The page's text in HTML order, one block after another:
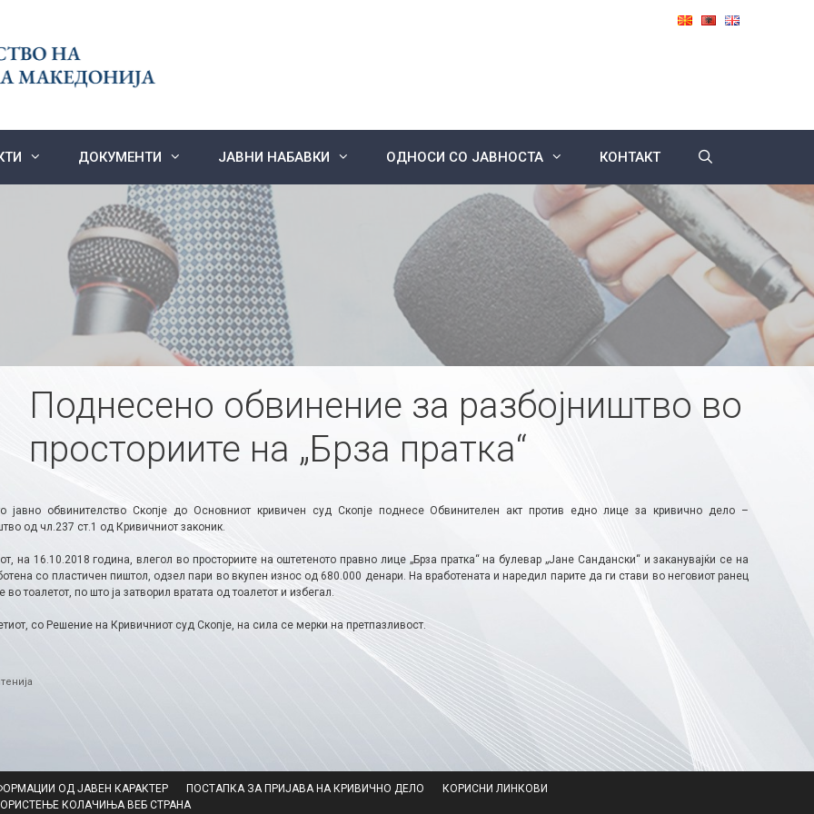
ДОКУМЕНТИ ЈАВНИ НАБАВКИ ОДНОСИ СО ЈАВНОСТА КОНТАКТ
Поднесено обвинение за разбојништво во
просториите на „Брза пратка“
јавно обвинителство Скопје до Основниот кривичен суд Скопје поднесе Обвинителен акт против едно лице за кривично дело –
од чл.237 ст.1 од Кривичниот законик.
на 16.10.2018 година, влегол во просториите на оштетеното правно лице „Брза пратка“ на булевар „Јане Сандански“ и заканувајќи се на
со пластичен пиштол, одзел пари во вкупен износ од 680.000 денари. На вработената и наредил парите да ги стави во неговиот ранец
во тоалетот, по што ја затворил вратата од тоалетот и избегал.
со Решение на Кривичниот суд Скопје, на сила се мерки на претпазливост.
ОД ЈАВЕН КАРАКТЕР ПОСТАПКА ЗА ПРИЈАВА НА КРИВИЧНО ДЕЛО
КОРИСНИ ЛИНКОВИ
КОЛАЧИЊА ВЕБ СТРАНА